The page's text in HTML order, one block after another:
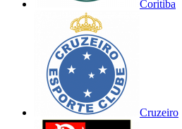
Coritiba
Cruzeiro